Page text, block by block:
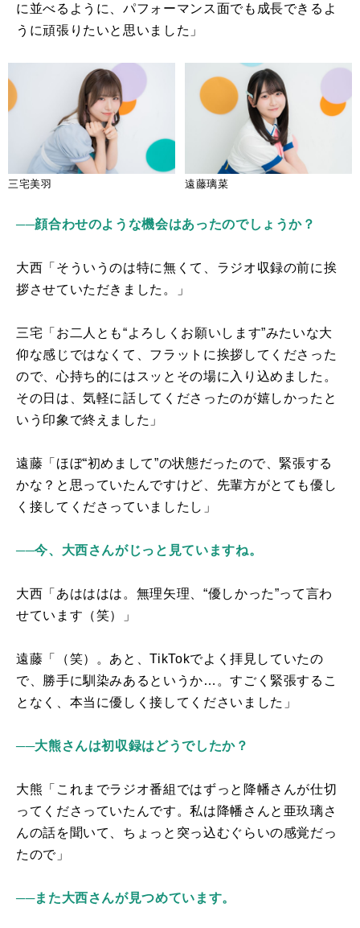
に並べるように、パフォーマンス面でも成長できるよ
うに頑張りたいと思いました」
三宅美羽 遠藤璃菜
──顔合わせのような機会はあったのでしょうか？
大西「そういうのは特に無くて、ラジオ収録の前に挨
拶させていただきました。」
三宅「お二人とも“よろしくお願いします”みたいな大
仰な感じではなくて、フラットに挨拶してくださった
ので、心持ち的にはスッとその場に入り込めました。
その日は、気軽に話してくださったのが嬉しかったと
いう印象で終えました」
遠藤「ほぼ“初めまして”の状態だったので、緊張する
かな？と思っていたんですけど、先輩方がとても優し
く接してくださっていましたし」
──今、大西さんがじっと見ていますね。
大西「あはははは。無理矢理、“優しかった”って言わ
せています（笑）」
遠藤「（笑）。あと、TikTokでよく拝見していたの
で、勝手に馴染みあるというか…。すごく緊張するこ
となく、本当に優しく接してくださいました」
──大熊さんは初収録はどうでしたか？
大熊「これまでラジオ番組ではずっと降幡さんが仕切
ってくださっていたんです。私は降幡さんと亜玖璃さ
んの話を聞いて、ちょっと突っ込むぐらいの感覚だっ
たので」
──また大西さんが見つめています。